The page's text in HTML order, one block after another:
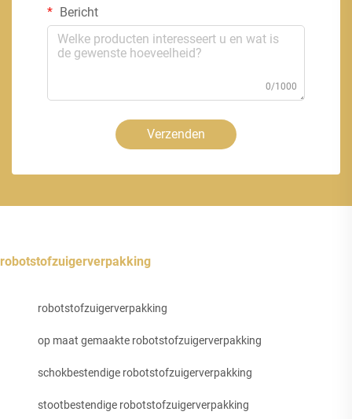
Bericht
0/1000
Verzenden
robotstofzuigerverpakking
robotstofzuigerverpakking
op maat gemaakte robotstofzuigerverpakking
schokbestendige robotstofzuigerverpakking
stootbestendige robotstofzuigerverpakking